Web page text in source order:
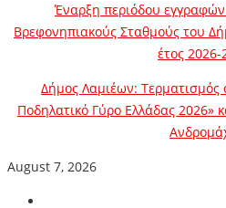
Έναρξη περιόδου
Βρεφονηπιακούς Σταθμούς του
έτος 2026-
Δήμος Λαμιέων: Τερματισμός
Ποδηλατικό Γύρο Ελλάδας 2026»
August 7, 2026